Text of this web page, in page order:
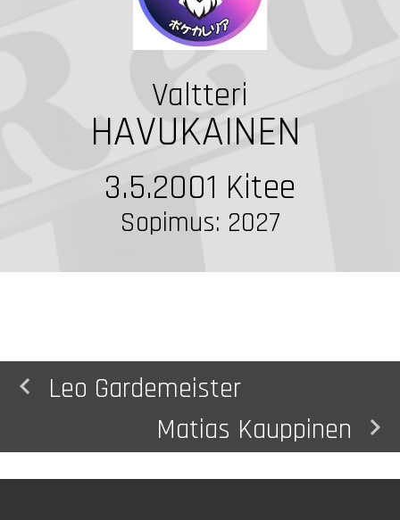
Valtteri
HAVUKAINEN
3.5.2001 Kitee
Sopimus: 2027
navigate_before
Leo Gardemeister
Matias Kauppinen
navigate_next